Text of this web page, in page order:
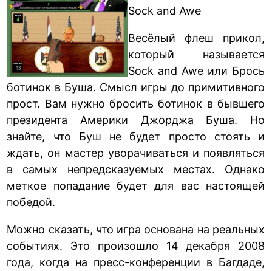
Sock and Awe
Весёлый флеш прикол,
который называется
Sock and Awe или Брось
ботинок в Буша. Смысл игры до примитивного
прост. Вам нужно бросить ботинок в бывшего
президента Америки Джорджа Буша. Но
знайте, что Буш не будет просто стоять и
ждать, он мастер уворачиваться и появляться
в самых непредсказуемых местах. Однако
меткое попадание будет для вас настоящей
победой.
Можно сказать, что игра основана на реальных
событиях. Это произошло 14 декабря 2008
года, когда на пресс-конференции в Багдаде,